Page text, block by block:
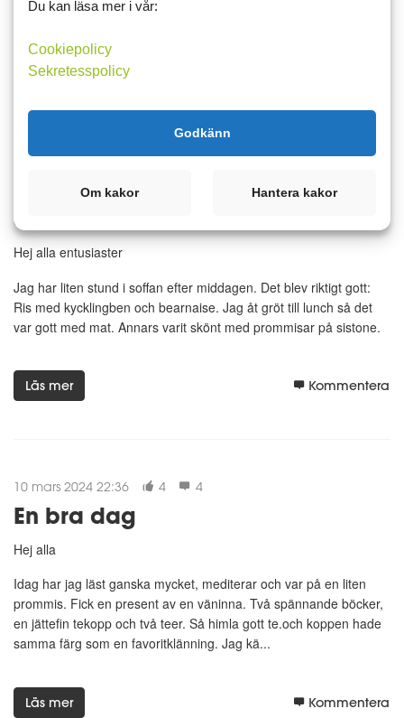
kommer också unna mig Eclairer. Jag var på väg till dottern men
13 mars 2024 19:35
Skriver lite
Hej alla entusiaster
Jag har liten stund i soffan efter middagen. Det blev riktigt gott:
Ris med kycklingben och bearnaise. Jag åt gröt till lunch så det
var gott med mat. Annars varit skönt med prommisar på sistone.
Läs mer Kommentera
10 mars 2024 22:36 4 4
En bra dag
Hej alla
Idag har jag läst ganska mycket, mediterar och var på en liten
prommis. Fick en present av en väninna. Två spännande böcker,
en jättefin tekopp och två teer. Så himla gott te.och koppen hade
samma färg som en favoritklänning. Jag kä...
Läs mer Kommentera
Du kan läsa mer i vår:
Cookiepolicy
Sekretesspolicy
Godkänn
Om kakor Hantera kakor